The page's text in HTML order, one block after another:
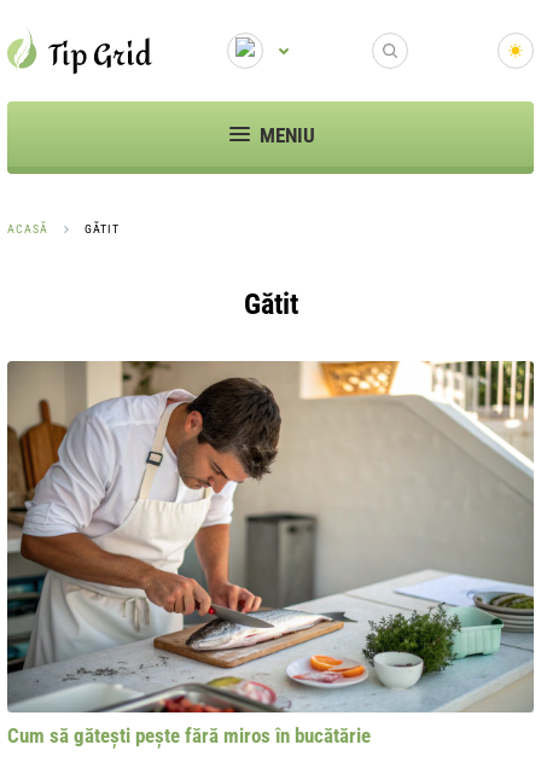
MENIU
ACASĂ GĂTIT
Gătit
Cum să gătești pește fără miros în bucătărie